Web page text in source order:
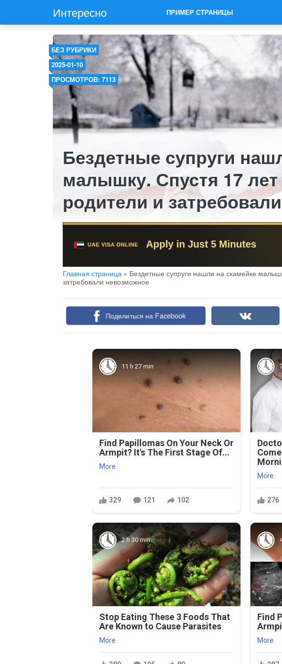
Интересно ПРИМЕР СТРАНИЦЫ
БЕЗ РУБРИКИ
2025-01-10
ПРОСМОТРОВ: 7113
Бездетные супруги
малышку. Спустя 17
родители и
Главная страница » Бездетные супруги нашли на скамейке
затребовали невозможное
Поделиться на Facebook
11 h 27 min
Find Papillomas On Your Neck Or
Armpit? It's The First Stage Of...
More
329 121 102
More
276
2 h 30 min
Stop Eating These 3 Foods That
Are Known to Cause Parasites
More
Find
More